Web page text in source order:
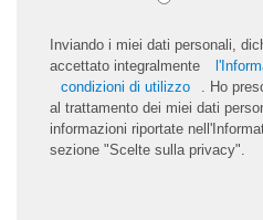
Inviando i miei dati personali,
accettato integralmente
condizioni di utilizzo
. Ho
al trattamento dei miei dati
informazioni riportate
sezione "Scelte sulla privacy".